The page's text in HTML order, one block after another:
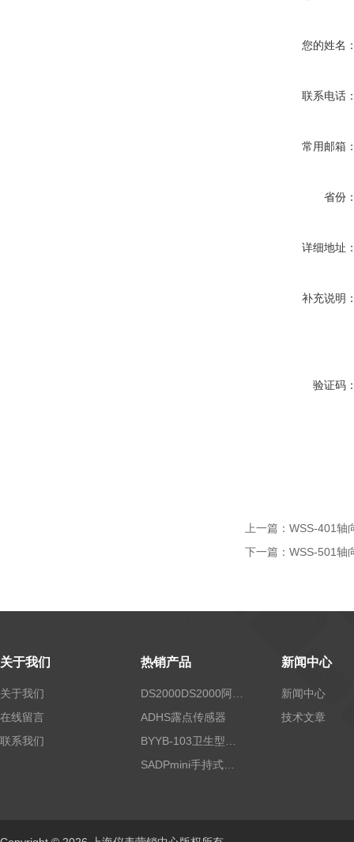
您的姓名
联系电话
常用邮箱
省份
详细地址
补充说明
验证码
上一篇： WSS-401轴
下一篇： WSS-501轴
关于我们
关于我们
在线留言
联系我们
热销产品
ADHS露点传感器
新闻中心
新闻中心
技术文章